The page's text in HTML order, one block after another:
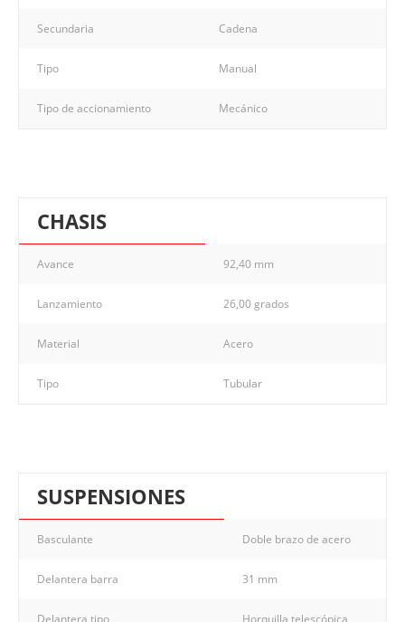
Secundaria Cadena
Tipo Manual
Tipo de accionamiento Mecánico
CHASIS
Avance 92,40 mm
Lanzamiento 26,00 grados
Material Acero
Tipo Tubular
SUSPENSIONES
Basculante Doble brazo de acero
Delantera barra 31 mm
Delantera tipo Horquilla telescópica